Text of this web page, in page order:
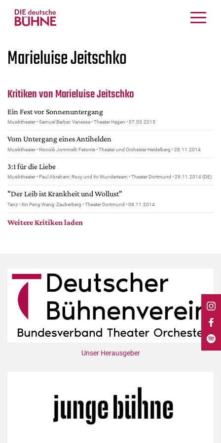
Schauspiel
Crossover
Bühnenwelt
Festivals & Veranstaltungen
Menschen & Theater
Themen
Internationales
Nachrufe
Medientipps
DdB-map
Festival-Planer
Hefte
Alle Hefte
Leseproben
Newsletter
Autor:innen
Marieluise Jeitschko
Kritiken von Marieluise Jeitschko
Ein Fest vor Sonnenuntergang
Musiktheater • Samuel Barber: Vanessa • Theater Hagen • 07.03.2015
Vom Untergang eines Antihelden
Musiktheater • Niccolò Jommelli: Fetonte • Theater und Orchester Heidelberg • 28.11.2014
3:1 für die Liebe
Musiktheater • Paul Abraham: Roxy und ihr Wunderteam • Theater Dortmund • 29.11.2014 (DE)
"Der Leib ist Krankheit und Wollust"
Tanz • Xin Peng Wang: Zauberberg • Theater Dortmund • 08.11.2014
Weitere Kritiken laden
Unser Herausgeber